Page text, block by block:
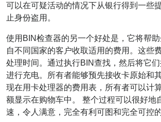
可以在可疑活动的情况下从银行得到一些
止身份盗用。
使用BIN检查器的另一个好处是，它将帮
自不同国家的客户收取适用的费用。这些
处理时间。通过执行BIN查找，然后将它
进行充电。所有者能够预先接收卡原始和
现在用卡处理器的费用表，所有者可以计
额显示在购物车中。 整个过程可以很好地
速，令人满意，完全有利可图和完全可控的